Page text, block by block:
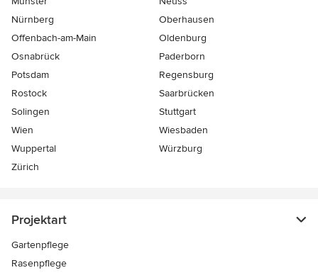
Nürnberg
Oberhausen
Offenbach-am-Main
Oldenburg
Osnabrück
Paderborn
Potsdam
Regensburg
Rostock
Saarbrücken
Solingen
Stuttgart
Wien
Wiesbaden
Wuppertal
Würzburg
Zürich
Projektart
Gartenpflege
Rasenpflege